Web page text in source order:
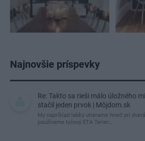
Najnovšie príspevky
Re: Takto sa rieši málo úložného
stačil jeden prvok | Môjdom.sk
My napríklad labky utierame hneď pri
používame tyčový ETA Terier…